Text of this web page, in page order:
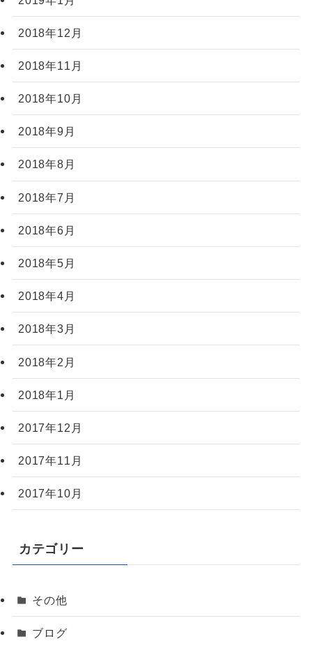
2018年12月
2018年11月
2018年10月
2018年9月
2018年8月
2018年7月
2018年6月
2018年5月
2018年4月
2018年3月
2018年2月
2018年1月
2017年12月
2017年11月
2017年10月
カテゴリー
その他
ブログ